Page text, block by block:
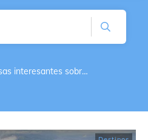
Tag: cosas interesantes sobre Nueva Zelanda